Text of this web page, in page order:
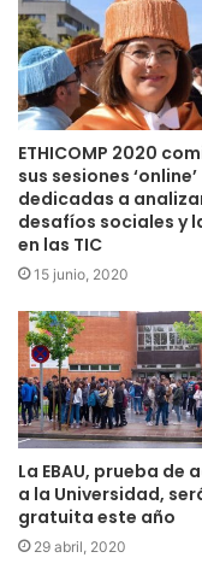
descubrimiento y la
fomentar el talento y
Esciencia es una
universitario en el
divulgación
promotor tiene
Esciencia ha
acercar la Ciencia a
ETHICOMP 2020
sus sesiones ‘online’
dedicadas a
desafíos sociales y
en las TIC
15 junio, 2020
La EBAU, prueba de
a la Universidad,
gratuita este año
29 abril, 2020